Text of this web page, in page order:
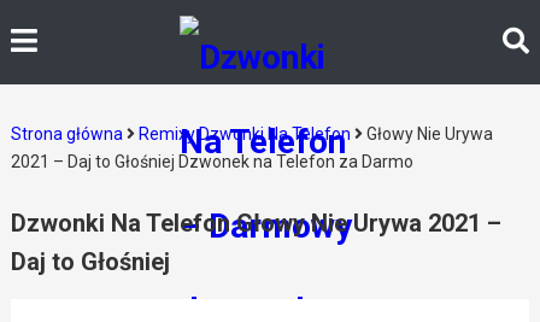
Strona główna Remixy Dzwonki Na Telefon
Głowy Nie Urywa
2021 – Daj to Głośniej Dzwonek na Telefon za Darmo
Dzwonki Na Telefon Głowy Nie Urywa 2021 –
Daj to Głośniej